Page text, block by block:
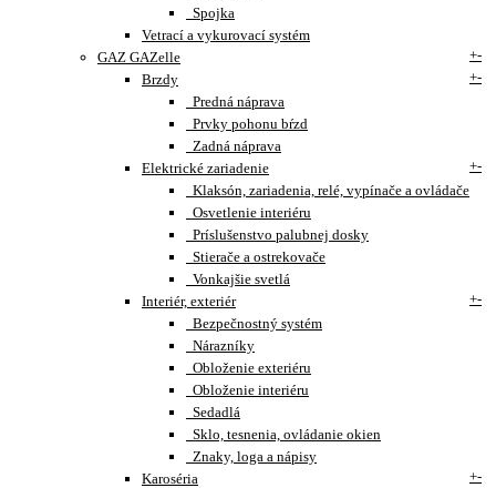
Spojka
Vetrací a vykurovací systém
GAZ GAZelle
+-
Brzdy
+-
Predná náprava
Prvky pohonu bŕzd
Zadná náprava
Elektrické zariadenie
+-
Klaksón, zariadenia, relé, vypínače a ovládače
Osvetlenie interiéru
Príslušenstvo palubnej dosky
Stierače a ostrekovače
Vonkajšie svetlá
Interiér, exteriér
+-
Bezpečnostný systém
Nárazníky
Obloženie exteriéru
Obloženie interiéru
Sedadlá
Sklo, tesnenia, ovládanie okien
Znaky, loga a nápisy
Karoséria
+-